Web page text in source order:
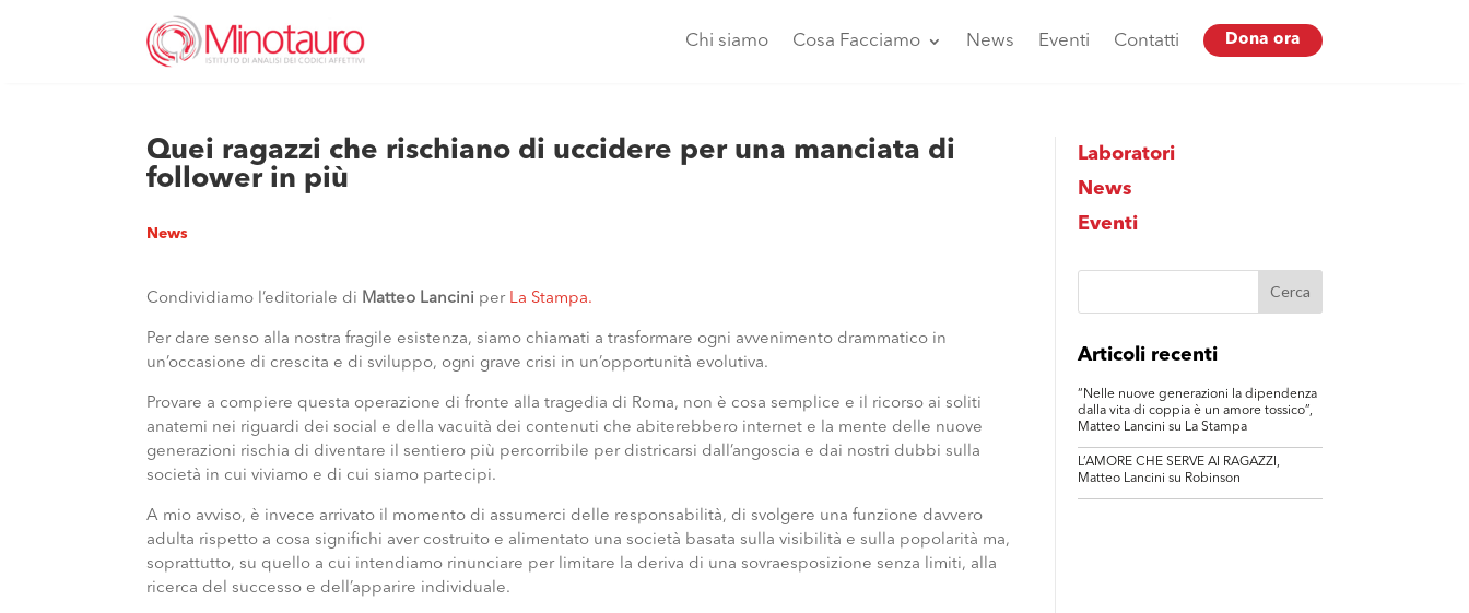
Chi siamo Cosa Facciamo News Eventi Contatti Dona ora
Quei ragazzi che rischiano di uccidere per una manciata di
follower in più
News
Condividiamo l’editoriale di Matteo Lancini per La Stampa.
Per dare senso alla nostra fragile esistenza, siamo chiamati a trasformare ogni avvenimento drammatico in
un’occasione di crescita e di sviluppo, ogni grave crisi in un’opportunità evolutiva.
Provare a compiere questa operazione di fronte alla tragedia di Roma, non è cosa semplice e il ricorso ai soliti
anatemi nei riguardi dei social e della vacuità dei contenuti che abiterebbero internet e la mente delle nuove
generazioni rischia di diventare il sentiero più percorribile per districarsi dall’angoscia e dai nostri dubbi sulla
società in cui viviamo e di cui siamo partecipi.
A mio avviso, è invece arrivato il momento di assumerci delle responsabilità, di svolgere una funzione davvero
adulta rispetto a cosa significhi aver costruito e alimentato una società basata sulla visibilità e sulla popolarità ma,
soprattutto, su quello a cui intendiamo rinunciare per limitare la deriva di una sovraesposizione senza limiti, alla
ricerca del successo e dell’apparire individuale.
Laboratori
News
Eventi
Articoli recenti
“Nelle nuove generazioni la dipendenza
dalla vita di coppia è un amore tossico”,
Matteo Lancini su La Stampa
L’AMORE CHE SERVE AI RAGAZZI,
Matteo Lancini su Robinson